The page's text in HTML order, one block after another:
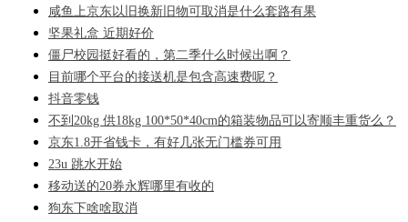
咸鱼上京东以旧换新旧物可取消是什么套路有果
坚果礼盒 近期好价
僵尸校园挺好看的，第二季什么时候出啊？
目前哪个平台的接送机是包含高速费呢？
抖音零钱
不到20kg 供18kg 100*50*40cm的箱装物品可以寄顺丰重货么？
京东1.8开省钱卡，有好几张无门槛券可用
23u 跳水开始
移动送的20券永辉哪里有收的
狗东下啥啥取消